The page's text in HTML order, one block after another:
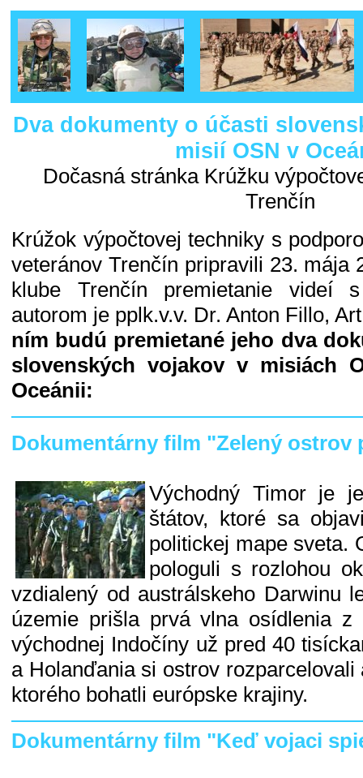
Dva dokumenty o účasti
misií OSN v
Dočasná stránka Krúžku
Trenčín
Krúžok výpočtovej techniky s
veteránov Trenčín pripravili 23. mája
klube Trenčín premietanie videí
autorom je pplk.v.v. Dr. Anton Fillo,
ním budú premietané jeho dva
slovenských vojakov v misiách
Oceánii:
Dokumentárny film "Zelený ostrov
Východný Timor je
štátov, ktoré sa
politickej mape sveta.
pologuli s rozlohou
vzdialený od austrálskeho Darwinu
územie prišla prvá vlna osídlenia z
východnej Indočíny už pred 40
a Holanďania si ostrov
ktorého bohatli európske krajiny.
Dokumentárny film "Keď vojaci